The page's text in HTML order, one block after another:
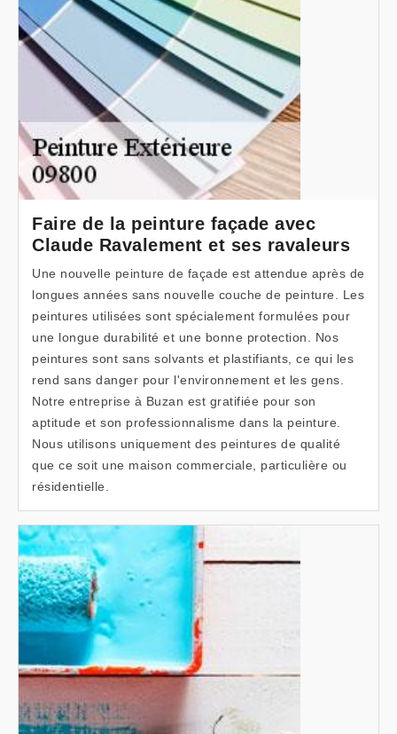
Faire de la peinture façade avec
Claude Ravalement et ses ravaleurs
Une nouvelle peinture de façade est attendue après de
longues années sans nouvelle couche de peinture. Les
peintures utilisées sont spécialement formulées pour
une longue durabilité et une bonne protection. Nos
peintures sont sans solvants et plastifiants, ce qui les
rend sans danger pour l'environnement et les gens.
Notre entreprise à Buzan est gratifiée pour son
aptitude et son professionnalisme dans la peinture.
Nous utilisons uniquement des peintures de qualité
que ce soit une maison commerciale, particulière ou
résidentielle.